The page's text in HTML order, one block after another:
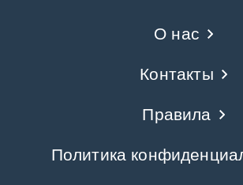
О нас
Контакты
Правила
Политика